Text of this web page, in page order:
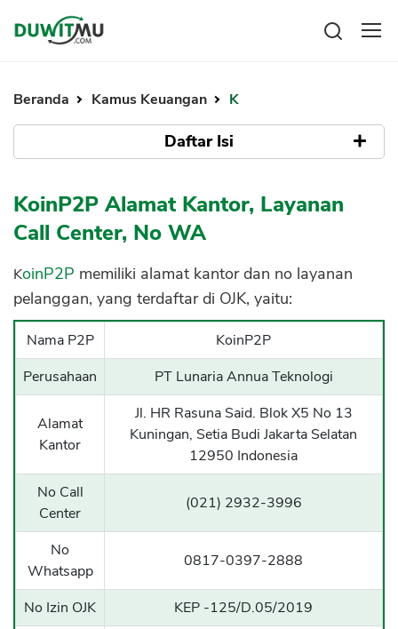
Investasi
Pengeluaran
Asuransi
Mengelola keuangan
Kartu Kredit
KPR
KTA
Pinjaman Online
Hutang
Pinjaman
Kartu Kredit
KTA
KPR
Kredit Usaha
Broker Forex
Sekuritas Saham
Bank Digital
Crypto
Assets Crypto
Exchange
Asuransi
Asuransi Jiwa
Beranda Kamus Keuangan K
Daftar Isi
KoinP2P Alamat Kantor, Layanan
Call Center, No WA
KoinP2P memiliki alamat kantor dan no layanan
pelanggan, yang terdaftar di OJK, yaitu:
Nama P2P
KoinP2P
Perusahaan
PT Lunaria Annua Teknologi
Alamat
Kantor
Jl. HR Rasuna Said. Blok X5 No 13
Kuningan, Setia Budi Jakarta Selatan
12950 Indonesia
No Call
Center
(021) 2932-3996
No
Whatsapp
0817-0397-2888
No Izin OJK
KEP -125/D.05/2019